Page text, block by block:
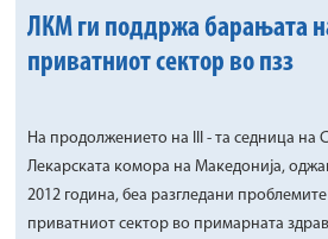
ЛКМ ги поддржа барањата
приватниот сектор во пзз
На продолжението на III - та седница на
Лекарската комора на Македонија,
2012 година, беа разгледани
приватниот сектор во примарната